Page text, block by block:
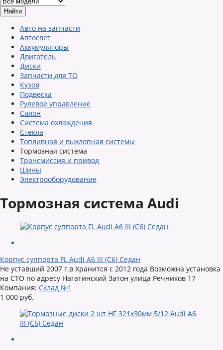
Авто на запчасти
Автосвет
Аккумуляторы
Двигатель
Диски
Запчасти для ТО
Кузов
Подвеска
Рулевое управление
Салон
Система охлаждения
Стекла
Топливная и выхлопная системы
Тормозная система
Трансмиссия и привод
Шины
Электрооборудование
Тормозная система Audi
Корпус суппорта FL Audi A6 III (C6) Седан
Не уставший 2007 г.в Хранится с 2012 года Возможна установка
на СТО по адресу Нагатинский Затон улица Речников 17
Компания: Склад №1
1 000 руб.